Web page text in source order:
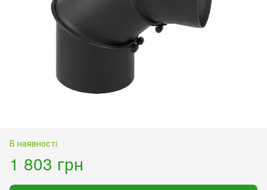
В наявності
1 803 грн